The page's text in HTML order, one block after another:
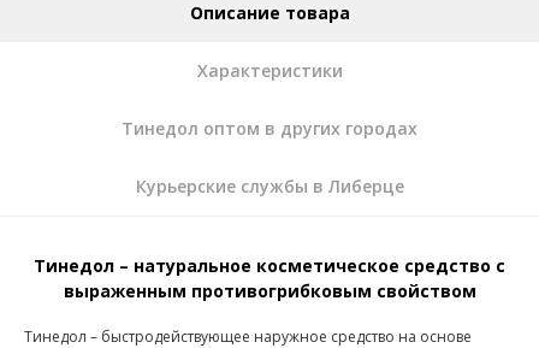
Описание товара
Характеристики
Тинедол оптом в других городах
Курьерские службы в Либерце
Тинедол – натуральное косметическое средство с
выраженным противогрибковым свойством
Тинедол – быстродействующее наружное средство на основе